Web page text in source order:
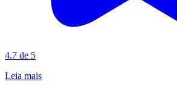
4.7 de 5
Leia mais